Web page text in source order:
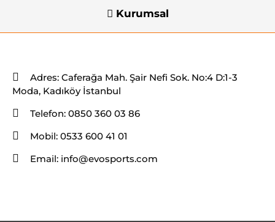
Kurumsal
Adres: Caferağa Mah. Şair Nefi Sok. No:4 D:1-3
Moda, Kadıköy İstanbul
Telefon: 0850 360 03 86
Mobil: 0533 600 41 01
Email: info@evosports.com